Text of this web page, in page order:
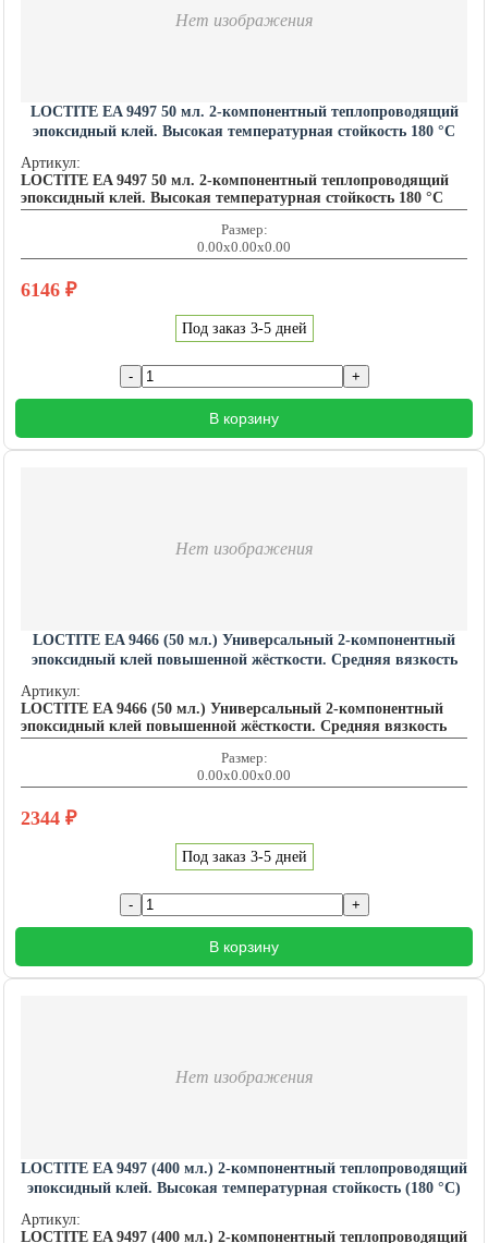
Нет изображения
LOCTITE EA 9497 50 мл. 2-компонентный теплопроводящий
эпоксидный клей. Высокая температурная стойкость 180 °C
Артикул:
LOCTITE EA 9497 50 мл. 2-компонентный теплопроводящий
эпоксидный клей. Высокая температурная стойкость 180 °C
Размер:
0.00x0.00x0.00
6146 ₽
Под заказ 3-5 дней
В корзину
Нет изображения
LOCTITE EA 9466 (50 мл.) Универсальный 2-компонентный
эпоксидный клей повышенной жёсткости. Средняя вязкость
Артикул:
LOCTITE EA 9466 (50 мл.) Универсальный 2-компонентный
эпоксидный клей повышенной жёсткости. Средняя вязкость
Размер:
0.00x0.00x0.00
2344 ₽
Под заказ 3-5 дней
В корзину
Нет изображения
LOCTITE EA 9497 (400 мл.) 2-компонентный теплопроводящий
эпоксидный клей. Высокая температурная стойкость (180 °C)
Артикул:
LOCTITE EA 9497 (400 мл.) 2-компонентный теплопроводящий